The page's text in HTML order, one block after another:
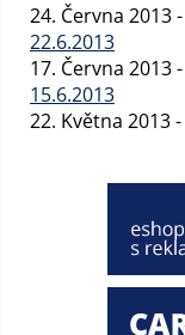
24. Června 2013 -
22.6.2013
17. Června 2013 -
15.6.2013
22. Května 2013 -